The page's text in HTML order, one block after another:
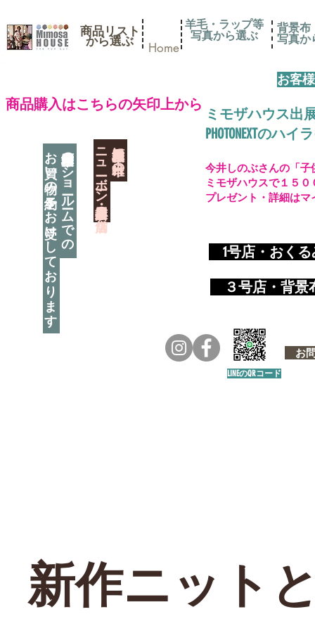
商品リスト
​から選ぶ Home
​商品購入はこちらの矢印上から
神奈川県相模原市に日本唯一の
​ニューボーン撮影用小道具店・３店舗
羊毛・ラップ等
写真から選ぶ
背景布
写真か
お客
ミモザハウス出
PHOTONEXTのハ
神奈川県相模原市のショールームでの
お買い物の予約をお受けしております 1号店・おく
​ ３号店・背
お
今井しのぶさんの「
ミモザハウスで１５
プレゼント・詳細は
LINEのQRコード
新作ニット